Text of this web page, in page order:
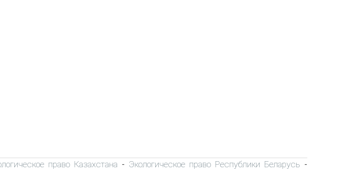
право Казахстана - Экологическое право Республики Беларусь -